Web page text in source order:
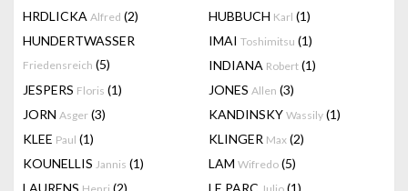
HRDLICKA Alfred (2) HUBBUCH Karl (1)
HUNDERTWASSER
Friedensreich (5)
IMAI Toshimitsu (1)
INDIANA Robert (1)
JESPERS Floris (1) JONES Allen (3)
JORN Asger (3) KANDINSKY Wassily (1)
KLEE Paul (1) KLINGER Max (2)
KOUNELLIS Jannis (1) LAM Wifredo (5)
LAURENS
(2) LE PARC
(1)